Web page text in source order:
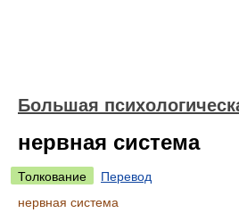
Большая
нервная система
Толкование
Перевод
нервная система